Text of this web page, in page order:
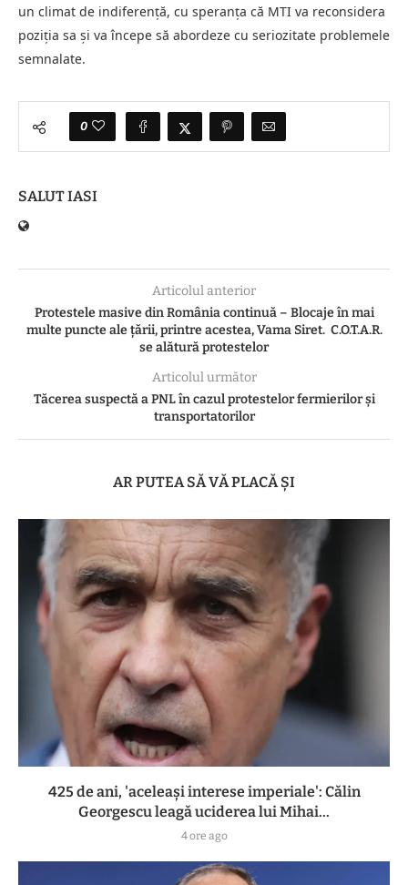
un climat de indiferență, cu speranța că MTI va reconsidera
poziția sa și va începe să abordeze cu seriozitate problemele
semnalate.
0
SALUT IASI
Articolul anterior
Protestele masive din România continuă – Blocaje în mai
multe puncte ale țării, printre acestea, Vama Siret. C.O.T.A.R.
se alătură protestelor
Articolul următor
Tăcerea suspectă a PNL în cazul protestelor fermierilor și
transportatorilor
AR PUTEA SĂ VĂ PLACĂ ȘI
425 de ani, 'aceleași interese imperiale': Călin
Georgescu leagă uciderea lui Mihai...
4 ore ago